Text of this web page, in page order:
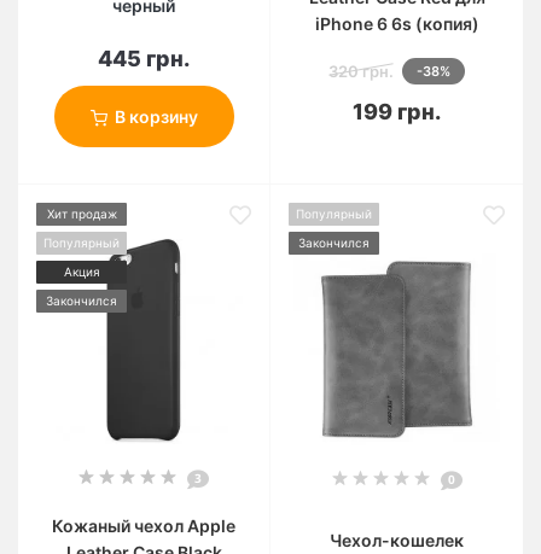
черный
445 грн.
В корзину
iPhone 6 6s (копия)
320 грн. -38%
199 грн.
Хит продаж
Популярный
Акция
Закончился
3
Кожаный чехол Apple
Популярный
Закончился
0
Чехол-кошелек